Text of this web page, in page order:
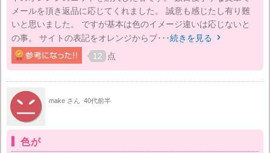
メールを頂き返品に応じてくれました。 誠意も感じたし有り難
いと思いました。 ですが基本は色のイメージ違いは応じないと
の事。 サイトの表記をオレンジからブ･･･続きを見る 
12 点
make さん 40代前半
色が